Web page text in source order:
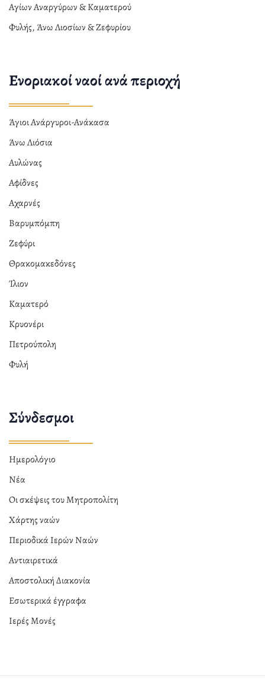
Αγίων Αναργύρων & Καματερού
Φυλής, Άνω Λιοσίων & Ζεφυρίου
Ενοριακοί ναοί ανά περιοχή
Άγιοι Ανάργυροι-Ανάκασα
Άνω Λιόσια
Αυλώνας
Αφίδνες
Αχαρνές
Βαρυμπόμπη
Ζεφύρι
Θρακομακεδόνες
Ίλιον
Καματερό
Κρυονέρι
Πετρούπολη
Φυλή
Σύνδεσμοι
Ημερολόγιο
Νέα
Οι σκέψεις του Μητροπολίτη
Χάρτης ναών
Περιοδικά Ιερών Ναών
Αντιαιρετικά
Αποστολική Διακονία
Εσωτερικά έγγραφα
Ιερές Μονές